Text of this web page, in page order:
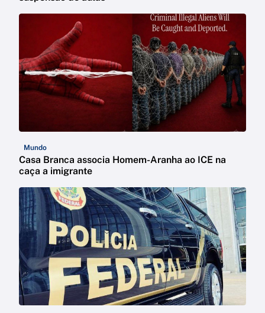
Mundo
Casa Branca associa Homem-Aranha ao ICE na
caça a imigrante